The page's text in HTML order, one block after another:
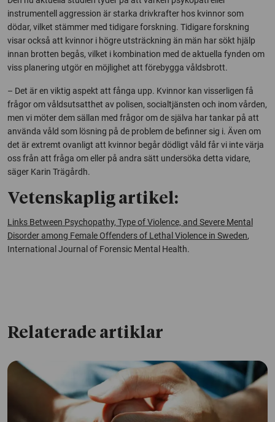
instrumentell aggression är starka drivkrafter hos kvinnor som
dödar, vilket stämmer med tidigare forskning. Tidigare forskning
visar också att kvinnor i högre utsträckning än män har sökt hjälp
innan brotten begås, vilket i kombination med de aktuella fynden om
viss planering utgör en möjlighet att förebygga våldsbrott.
– Det är en viktig aspekt att fånga upp. Kvinnor kan visserligen få
frågor om våldsutsatthet av polisen, socialtjänsten och inom vården,
men vi möter dem sällan med frågor om de själva har tankar på att
använda våld som lösning på de problem de befinner sig i. Även om
det är extremt ovanligt att kvinnor begår dödligt våld får vi inte värja
oss från att fråga om eller på andra sätt undersöka detta vidare,
säger Karin Trägårdh.
Vetenskaplig artikel:
Links Between Psychopathy, Type of Violence, and Severe Mental
Disorder among Female Offenders of Lethal Violence in Sweden,
International Journal of Forensic Mental Health.
Relaterade artiklar